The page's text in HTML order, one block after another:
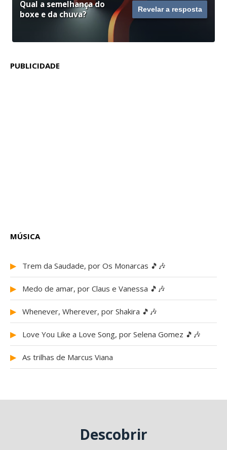
Qual a semelhança do
boxe e da chuva?
Revelar a resposta
PUBLICIDADE
MÚSICA
▶ Trem da Saudade, por Os Monarcas 🎵🎶
▶ Medo de amar, por Claus e Vanessa 🎵🎶
▶ Whenever, Wherever, por Shakira 🎵🎶
▶ Love You Like a Love Song, por Selena Gomez 🎵🎶
▶ As trilhas de Marcus Viana
Descobrir